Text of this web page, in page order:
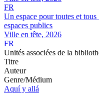
FR
Un espace pour toutes et tous
espaces publics
Ville en tête, 2026
FR
Unités associées de la
Titre
Auteur
Genre/Médium
Aquí y allá